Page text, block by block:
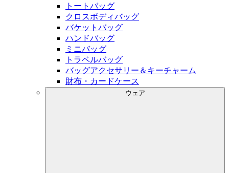
トートバッグ
クロスボディバッグ
バケットバッグ
ハンドバッグ
ミニバッグ
トラベルバッグ
バッグアクセサリー＆キーチャーム
財布・カードケース
ウェア